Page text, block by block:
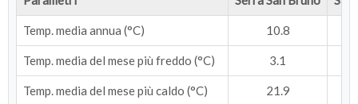
Temp. media annua (°C) 10.8
Temp. media del mese più freddo (°C) 3.1
Temp. media del mese più caldo (°C) 21.9